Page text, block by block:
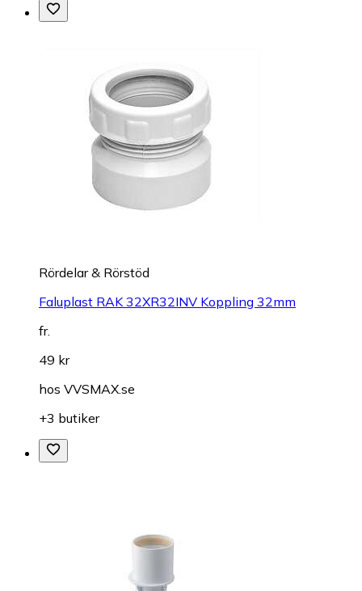
Rördelar & Rörstöd
Faluplast RAK 32XR32INV Koppling 32mm
fr.
49 kr
hos VVSMAX.se
+3 butiker